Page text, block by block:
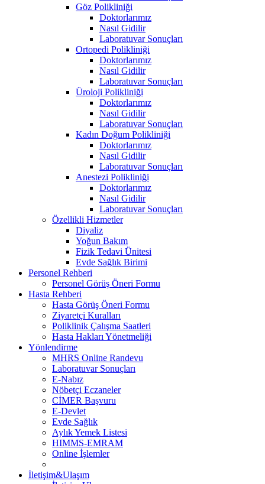
Göz Polikliniği
Doktorlarımız
Nasıl Gidilir
Laboratuvar Sonuçları
Ortopedi Polikliniği
Doktorlarımız
Nasıl Gidilir
Laboratuvar Sonuçları
Üroloji Polikliniği
Doktorlarımız
Nasıl Gidilir
Laboratuvar Sonuçları
Kadın Doğum Polikliniği
Doktorlarımız
Nasıl Gidilir
Laboratuvar Sonuçları
Anestezi Polikliniği
Doktorlarımız
Nasıl Gidilir
Laboratuvar Sonuçları
Özellikli Hizmetler
Diyaliz
Yoğun Bakım
Fizik Tedavi Ünitesi
Evde Sağlık Birimi
Personel Rehberi
Personel Görüş Öneri Formu
Hasta Rehberi
Hasta Görüş Öneri Formu
Ziyaretçi Kuralları
Poliklinik Çalışma Saatleri
Hasta Hakları Yönetmeliği
Yönlendirme
MHRS Online Randevu
Laboratuvar Sonuçları
E-Nabız
Nöbetçi Eczaneler
CİMER Başvuru
E-Devlet
Evde Sağlık
Aylık Yemek Listesi
HIMMS-EMRAM
Online İşlemler
İletişim&Ulaşım